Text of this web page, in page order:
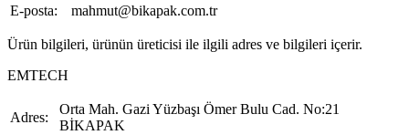
E-posta:
mahmut@bikapak.com.tr
Ürün bilgileri, ürünün üreticisi ile ilgili adres ve bilgileri içerir.
EMTECH
Adres:
Orta Mah. Gazi Yüzbaşı Ömer Bulu Cad. No:21
BİKAPAK